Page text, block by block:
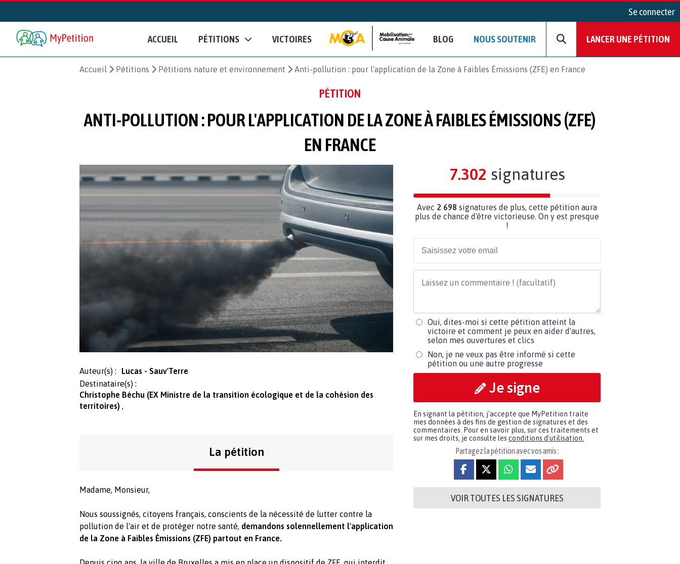
Se connecter
ACCUEIL PÉTITIONS VICTOIRES BLOG NOUS SOUTENIR LANCER UNE PÉTITION
Accueil Pétitions Pétitions nature et environnement Anti-pollution : pour l'application de la Zone à Faibles Émissions (ZFE) en France
PÉTITION
ANTI-POLLUTION : POUR L'APPLICATION DE LA ZONE À FAIBLES ÉMISSIONS (ZFE)
EN FRANCE
Auteur(s) :
Lucas - Sauv'Terre
Destinataire(s) :
Christophe Béchu (EX Ministre de la transition écologique et de la cohésion des
territoires)
La pétition
Madame, Monsieur,
Nous soussignés, citoyens français, conscients de la nécessité de lutter contre la
pollution de l'air et de protéger notre santé, demandons solennellement l'application
de la Zone à Faibles Émissions (ZFE) partout en France.
7.302 signatures
Avec 2 698 signatures de plus, cette pétition aura
plus de chance d'être victorieuse. On y est presque
!
Oui, dites-moi si cette pétition atteint la
victoire et comment je peux en aider d'autres,
selon mes ouvertures et clics
Non, je ne veux pas être informé si cette
pétition ou une autre progresse
Je signe
En signant la pétition, j'accepte que MyPetition traite
mes données à des fins de gestion de signatures et des
commentaires. Pour en savoir plus, sur ces traitements et
sur mes droits, je consulte les conditions d'utilisation.
Partagez la pétition avec vos amis :
VOIR TOUTES LES SIGNATURES